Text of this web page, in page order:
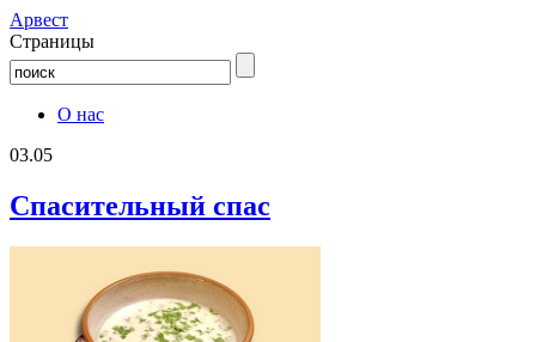
Aрвест
Страницы
О нас
03.05
Спасительный спас